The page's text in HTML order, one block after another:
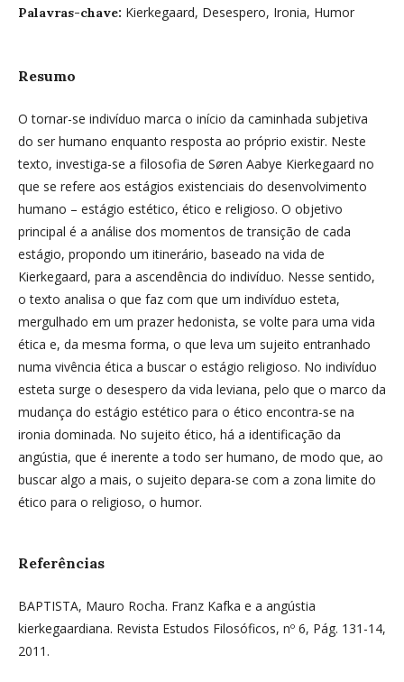
Palavras-chave: Kierkegaard, Desespero, Ironia, Humor
Resumo
O tornar-se indivíduo marca o início da caminhada subjetiva
do ser humano enquanto resposta ao próprio existir. Neste
texto, investiga-se a filosofia de Søren Aabye Kierkegaard no
que se refere aos estágios existenciais do desenvolvimento
humano – estágio estético, ético e religioso. O objetivo
principal é a análise dos momentos de transição de cada
estágio, propondo um itinerário, baseado na vida de
Kierkegaard, para a ascendência do indivíduo. Nesse sentido,
o texto analisa o que faz com que um indivíduo esteta,
mergulhado em um prazer hedonista, se volte para uma vida
ética e, da mesma forma, o que leva um sujeito entranhado
numa vivência ética a buscar o estágio religioso. No indivíduo
esteta surge o desespero da vida leviana, pelo que o marco da
mudança do estágio estético para o ético encontra-se na
ironia dominada. No sujeito ético, há a identificação da
angústia, que é inerente a todo ser humano, de modo que, ao
buscar algo a mais, o sujeito depara-se com a zona limite do
ético para o religioso, o humor.
Referências
BAPTISTA, Mauro Rocha. Franz Kafka e a angústia
kierkegaardiana. Revista Estudos Filosóficos, nº 6, Pág. 131-14,
2011.